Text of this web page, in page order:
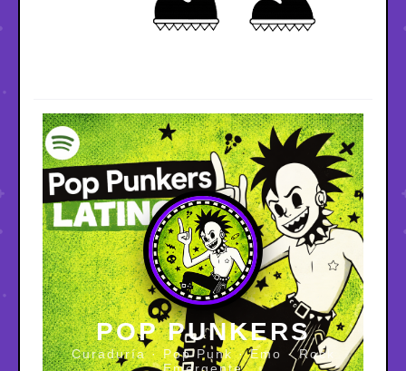
POP PUNKERS
Curaduría · Pop Punk · Emo · Rock